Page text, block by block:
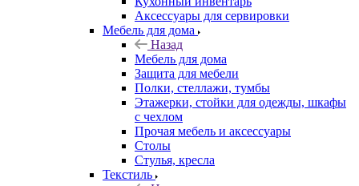
Аксессуары для сервировки
Мебель для дома
Назад
Мебель для дома
Защита для мебели
Полки, стеллажи, тумбы
Этажерки, стойки для одежды, шкафы
с чехлом
Прочая мебель и аксессуары
Столы
Стулья, кресла
Текстиль